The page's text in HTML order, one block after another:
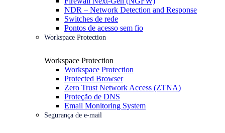
NDR – Network Detection and Response
Switches de rede
Pontos de acesso sem fio
Workspace Protection
Workspace Protection
Workspace Protection
Protected Browser
Zero Trust Network Access (ZTNA)
Proteção de DNS
Email Monitoring System
Segurança de e-mail